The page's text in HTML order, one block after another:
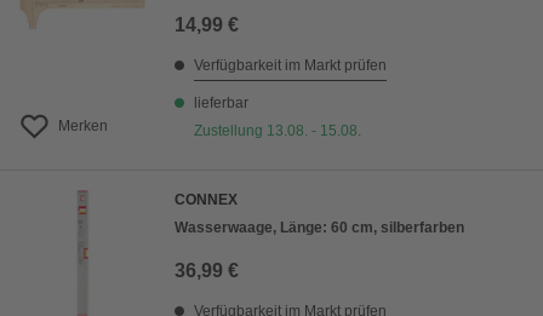
Merken
14,99 €
Verfügbarkeit im Markt prüfen
lieferbar
Zustellung 13.08. - 15.08.
CONNEX
Wasserwaage, Länge: 60 cm, silberfarben
36,99 €
Verfügbarkeit im Markt prüfen